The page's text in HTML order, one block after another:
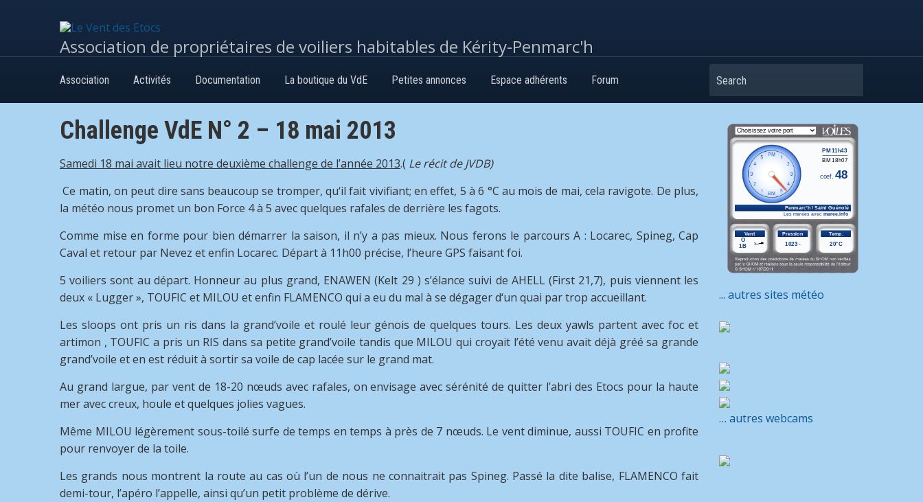
Association de propriétaires de voiliers habitables de Kérity-Penmarc'h
Association Activités Documentation La boutique du VdE Petites annonces Espace adhérents Forum Search
Challenge VdE N° 2 – 18 mai 2013
Samedi 18 mai avait lieu notre deuxième challenge de l’année 2013.( Le récit de JVDB)
Ce matin, on peut dire sans beaucoup se tromper, qu‘il fait vivifiant; en effet, 5 à 6 °C au mois de mai, cela ravigote. De plus,
la météo nous promet un bon Force 4 à 5 avec quelques rafales de derrière les fagots.
Comme mise en forme pour bien démarrer la saison, il n’y a pas mieux. Nous ferons le parcours A : Locarec, Spineg, Cap
Caval et retour par Nevez et enfin Locarec. Départ à 11h00 précise, l’heure GPS faisant foi.
5 voiliers sont au départ. Honneur au plus grand, ENAWEN (Kelt 29 ) s’élance suivi de AHELL (First 21,7), puis viennent les
deux « Lugger », TOUFIC et MILOU et enfin FLAMENCO qui a eu du mal à se dégager d‘un quai par trop accueillant.
Les sloops ont pris un ris dans la grand’voile et roulé leur génois de quelques tours. Les deux yawls partent avec foc et
artimon , TOUFIC a pris un RIS dans sa petite grand’voile tandis que MILOU qui croyait l’été venu avait déjà gréé sa grande
grand’voile et en est réduit à sortir sa voile de cap lacée sur le grand mat.
Au grand largue, par vent de 18-20 nœuds avec rafales, on envisage avec sérénité de quitter l’abri des Etocs pour la haute
mer avec creux, houle et quelques jolies vagues.
Même MILOU légèrement sous-toilé surfe de temps en temps à près de 7 nœuds. Le vent diminue, aussi TOUFIC en profite
pour renvoyer de la toile.
Les grands nous montrent la route au cas où l’un de nous ne connaitrait pas Spineg. Passé la dite balise, FLAMENCO fait
demi-tour, l’apéro l’appelle, ainsi qu’un petit problème de dérive.
... autres sites météo
… autres webcams